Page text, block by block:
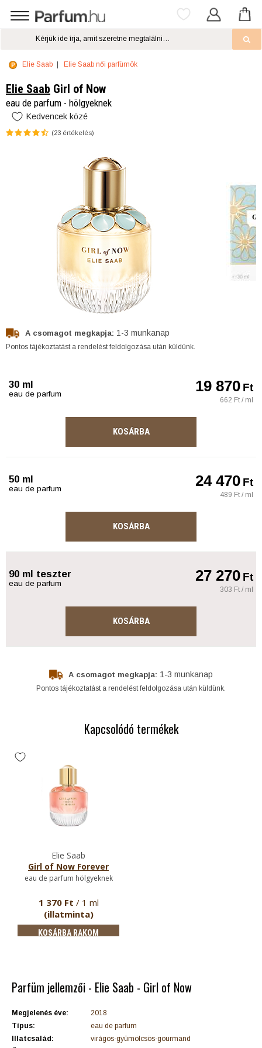
Elie Saab Elie Saab női parfümök
Elie Saab Girl of Now
eau de parfum - hölgyeknek
Kedvencek közé
(23 értékelés)
A csomagot megkapja: 1-3 munkanap
Pontos tájékoztatást a rendelést feldolgozása után küldünk.
30 ml
eau de parfum 19 870Ft
662 Ft / ml
KOSÁRBA
50 ml
eau de parfum 24 470Ft
489 Ft / ml
KOSÁRBA
90 ml teszter
eau de parfum 27 270Ft
303 Ft / ml
KOSÁRBA
A csomagot megkapja: 1-3 munkanap
Pontos tájékoztatást a rendelést feldolgozása után küldünk.
Kapcsolódó termékek
Elie Saab
Girl of Now Forever
eau de parfum hölgyeknek
1 370 Ft / 1 ml
(illatminta)
KOSÁRBA RAKOM
Parfüm jellemzői - Elie Saab - Girl of Now
Megjelenés éve:
2018
Típus:
eau de parfum
Illatcsalád:
virágos-gyümölcsös-gourmand